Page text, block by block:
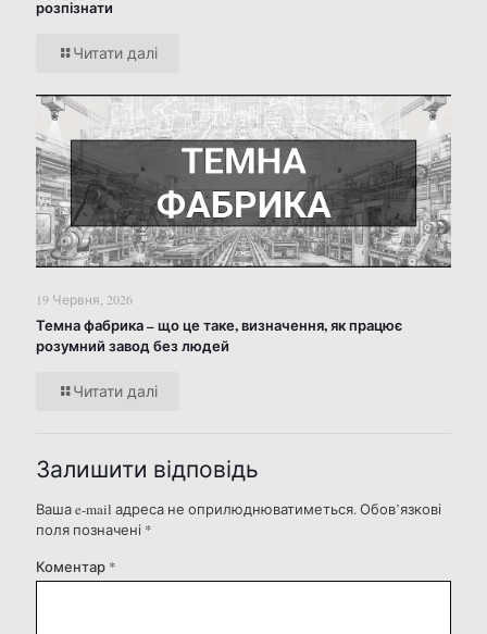
розпізнати
Читати далі
19 Червня, 2026
Темна фабрика – що це таке, визначення, як працює
розумний завод без людей
Читати далі
Залишити відповідь
Ваша e-mail адреса не оприлюднюватиметься.Обов’язкові
поля позначені *
Коментар *